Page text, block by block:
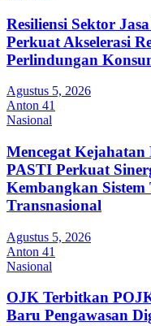
Resiliensi Sektor
Perkuat Akselerasi
Perlindungan
Agustus 5, 2026
Anton 41
Nasional
Mencegat Kejahatan
PASTI Perkuat
Kembangkan
Transnasional
Agustus 5, 2026
Anton 41
Nasional
OJK Terbitkan
Baru Pengawasan